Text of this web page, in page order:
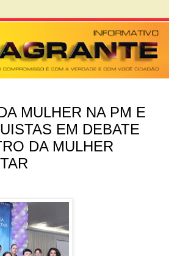
MULHER NA PM E
EM DEBATE
DA MULHER